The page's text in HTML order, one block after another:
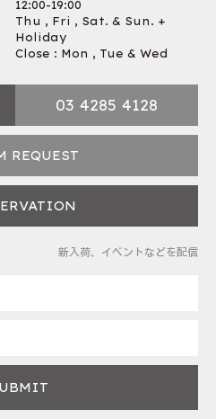
12:00-19:00
Thu , Fri , Sat. & Sun. +
Holiday
Close : Mon , Tue & Wed
03 4285 4128
REQUEST
新入荷、イベントなどを配信